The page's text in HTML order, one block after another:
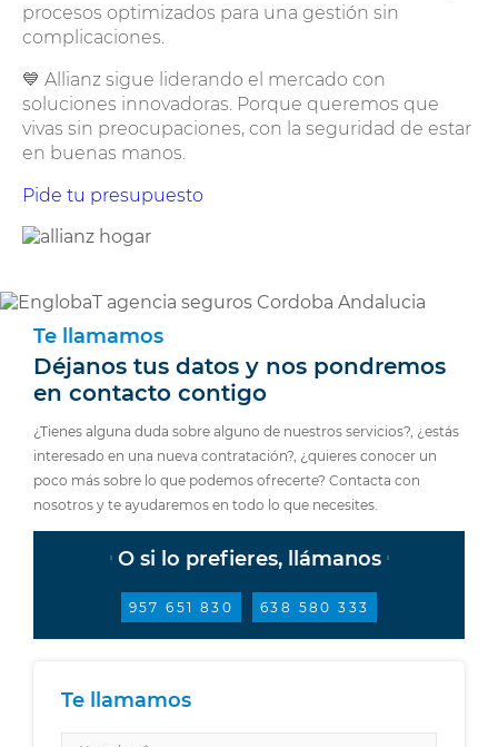
procesos optimizados para una gestión sin
complicaciones.
💙 Allianz sigue liderando el mercado con
soluciones innovadoras. Porque queremos que
vivas sin preocupaciones, con la seguridad de estar
en buenas manos.
Pide tu presupuesto
Te llamamos
Déjanos tus datos y nos pondremos
en contacto contigo
¿Tienes alguna duda sobre alguno de nuestros servicios?, ¿estás
interesado en una nueva contratación?, ¿quieres conocer un
poco más sobre lo que podemos ofrecerte? Contacta con
nosotros y te ayudaremos en todo lo que necesites.
O si lo prefieres, llámanos
957 651 830 638 580 333
Te llamamos